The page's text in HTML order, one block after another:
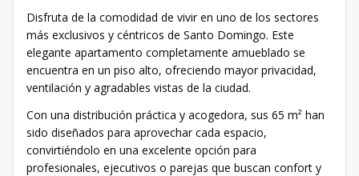
Disfruta de la comodidad de vivir en uno de los sectores
más exclusivos y céntricos de Santo Domingo. Este
elegante apartamento completamente amueblado se
encuentra en un piso alto, ofreciendo mayor privacidad,
ventilación y agradables vistas de la ciudad.
Con una distribución práctica y acogedora, sus 65 m² han
sido diseñados para aprovechar cada espacio,
convirtiéndolo en una excelente opción para
profesionales, ejecutivos o parejas que buscan confort y